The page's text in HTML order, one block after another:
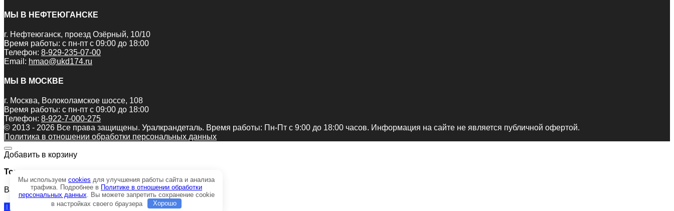
МЫ В НЕФТЕЮГАНСКЕ
г. Нефтеюганск, проезд Озёрный, 10/10
Время работы: с пн-пт с 09:00 до 18:00
Телефон: 8-929-235-07-00
Email: hmao@ukd174.ru
МЫ В МОСКВЕ
г. Москва, Волоколамское шоссе, 108
Время работы: с пн-пт с 09:00 до 18:00
Телефон: 8-922-7-000-275
© 2013 - 2026 Все права защищены. Уралкрандеталь. Время работы: Пн-Пт c 9:00 до 18:00 часов. Информация на сайте не является публичной офертой.
Политика в отношении обработки персональных данных
Добавить в корзину
Товар:
Вал карданный Т-170 18-14-77-1
Продолжить покупки
Мы используем cookies для улучшения работы сайта и анализа
трафика. Подробнее в Политике в отношении обработки
персональных данных . Вы можете запретить сохранение cookie
в настройках своего браузера
Хорошо